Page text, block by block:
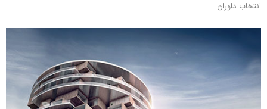
انتخاب داوران